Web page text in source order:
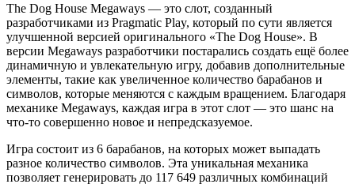
The Dog House Megaways — это слот, созданный
разработчиками из Pragmatic Play, который по сути является
улучшенной версией оригинального «The Dog House». В
версии Megaways разработчики постарались создать ещё более
динамичную и увлекательную игру, добавив дополнительные
элементы, такие как увеличенное количество барабанов и
символов, которые меняются с каждым вращением. Благодаря
механике Megaways, каждая игра в этот слот — это шанс на
что-то совершенно новое и непредсказуемое.
Игра состоит из 6 барабанов, на которых может выпадать
разное количество символов. Эта уникальная механика
позволяет генерировать до 117 649 различных комбинаций